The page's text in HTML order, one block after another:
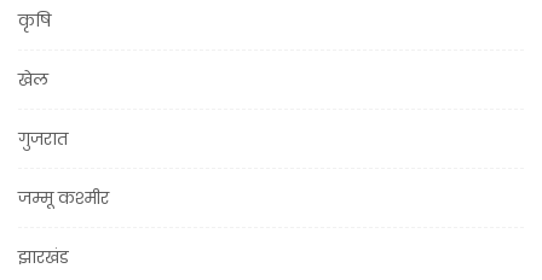
कृषि
खेल
गुजरात
जम्मू कश्मीर
झारखंड